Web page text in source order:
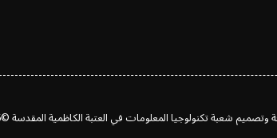
شعبة تكنولوجيا المعلومات في العتبة الكاظمية المقدسة ©2026 - الموقع وجميع محتوياته في خدمة المؤمنين